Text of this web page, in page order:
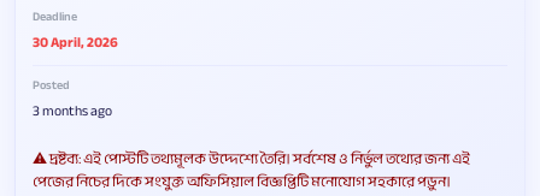
Deadline
30 April, 2026
Posted
3 months ago
⚠️ দ্রষ্টব্য: এই পোস্টটি তথ্যমূলক উদ্দেশ্যে তৈরি। সর্বশেষ ও নির্ভুল তথ্যের জন্য এই
পেজের নিচের দিকে সংযুক্ত অফিসিয়াল বিজ্ঞপ্তিটি মনোযোগ সহকারে পড়ুন।